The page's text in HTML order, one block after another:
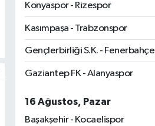
Konyaspor - Rizespor
Kasımpaşa - Trabzonspor
Gençlerbirliği S.K. - Fenerbahçe
Gaziantep FK - Alanyaspor
16 Ağustos, Pazar
Başakşehir - Kocaelispor